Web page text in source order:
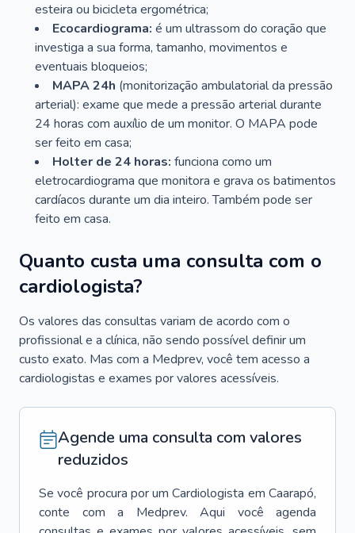
esteira ou bicicleta ergométrica;
Ecocardiograma: é um ultrassom do coração que
investiga a sua forma, tamanho, movimentos e
eventuais bloqueios;
MAPA 24h (monitorização ambulatorial da pressão
arterial): exame que mede a pressão arterial durante
24 horas com auxílio de um monitor. O MAPA pode
ser feito em casa;
Holter de 24 horas: funciona como um
eletrocardiograma que monitora e grava os batimentos
cardíacos durante um dia inteiro. Também pode ser
feito em casa.
Quanto custa uma consulta com o
cardiologista?
Os valores das consultas variam de acordo com o
profissional e a clínica, não sendo possível definir um
custo exato. Mas com a Medprev, você tem acesso a
cardiologistas e exames por valores acessíveis.
Agende uma consulta com valores
reduzidos
Se você procura por um Cardiologista em Caarapó,
conte com a Medprev. Aqui você agenda